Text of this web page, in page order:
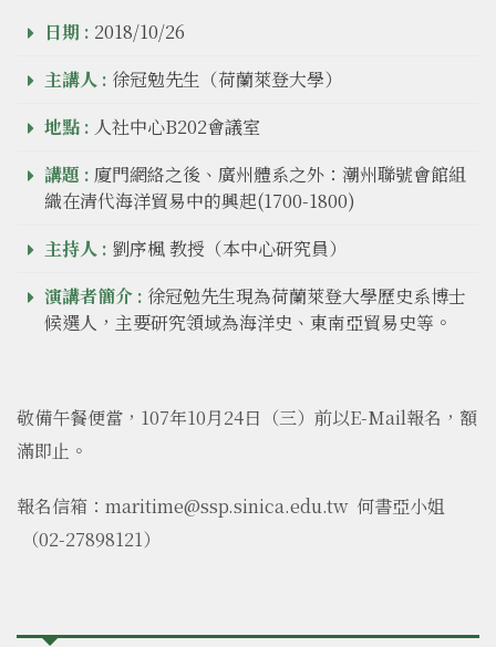
日期 : 2018/10/26
主講人 : 徐冠勉先生（荷蘭萊登大學）
地點 : 人社中心B202會議室
講題 : 廈門網絡之後、廣州體系之外：潮州聯號會館組
織在清代海洋貿易中的興起(1700-1800)
主持人 : 劉序楓 教授（本中心研究員）
演講者簡介 : 徐冠勉先生現為荷蘭萊登大學歷史系博士
候選人，主要研究領域為海洋史、東南亞貿易史等。
敬備午餐便當，107年10月24日（三）前以E-Mail報名，額
滿即止。
報名信箱：maritime@ssp.sinica.edu.tw 何書亞小姐
（02-27898121）